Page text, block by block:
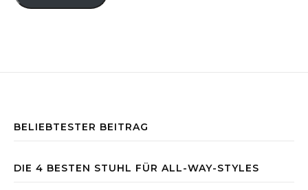
BELIEBTESTER BEITRAG
DIE 4 BESTEN STUHL FÜR ALL-WAY-STYLES